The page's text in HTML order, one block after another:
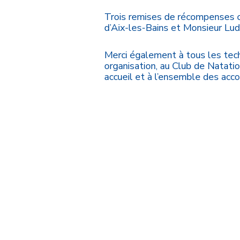
Trois remises de
d’Aix-les-Bains et Monsieur
Merci également à tous les
organisation, au Club de
accueil et à l’ensemble des